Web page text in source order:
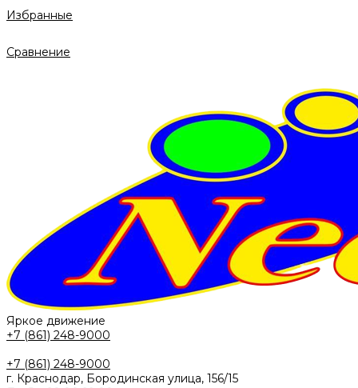
Избранные
Сравнение
Яркое движение
+7 (861) 248-9000
+7 (861) 248-9000
г. Краснодар, Бородинская улица, 156/15